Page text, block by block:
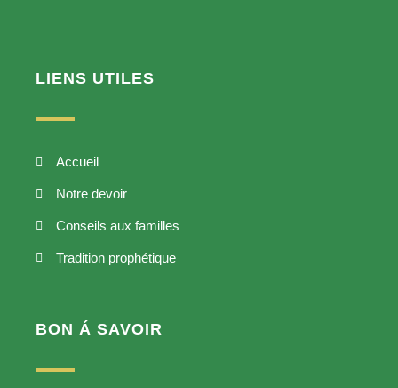
LIENS UTILES
Accueil
Notre devoir
Conseils aux familles
Tradition prophétique
BON Á SAVOIR